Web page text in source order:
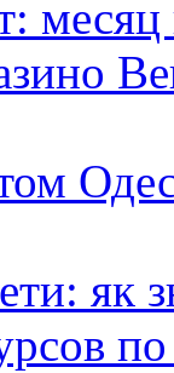
месяц
як